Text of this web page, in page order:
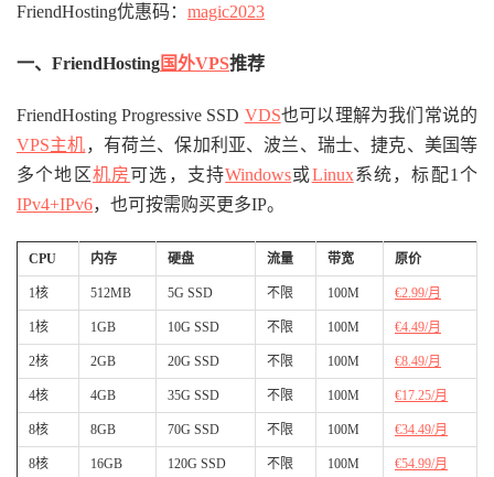
FriendHosting优惠码： magic2023
一、FriendHosting国外VPS推荐
FriendHosting Progressive SSD VDS也可以理解为我们常说的
VPS主机，有荷兰、保加利亚、波兰、瑞士、捷克、美国等
多个地区机房可选，支持Windows或Linux系统，标配1个
IPv4+IPv6，也可按需购买更多IP。
CPU 内存 硬盘 流量 带宽 原价
1核 512MB 5G SSD 不限 100M €2.99/月
1核 1GB 10G SSD 不限 100M €4.49/月
2核 2GB 20G SSD 不限 100M €8.49/月
4核 4GB 35G SSD 不限 100M €17.25/月
8核 8GB 70G SSD 不限 100M €34.49/月
8核 16GB 120G SSD 不限 100M €54.99/月